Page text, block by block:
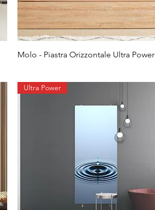
Molo - Piastra Orizzontale Ultra Power
Ultra Power